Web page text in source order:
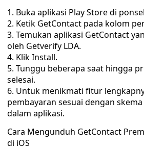
Buka aplikasi Play Store di
Ketik GetContact pada kolom
Temukan aplikasi GetContact
oleh Getverify LDA.
Klik Install.
Tunggu beberapa saat hingga
selesai.
Untuk menikmati fitur
pembayaran sesuai dengan
dalam aplikasi.
Cara Mengunduh GetContact
di iOS